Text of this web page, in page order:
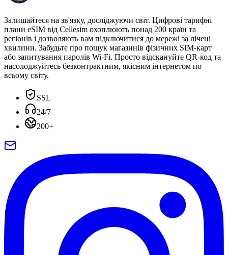
Залишайтеся на зв'язку, досліджуючи світ. Цифрові тарифні
плани eSIM від Cellesim охоплюють понад 200 країн та
регіонів і дозволяють вам підключитися до мережі за лічені
хвилини. Забудьте про пошук магазинів фізичних SIM-карт
або запитування паролів Wi-Fi. Просто відскануйте QR-код та
насолоджуйтесь безконтрактним, якісним інтернетом по
всьому світу.
SSL
24/7
200+